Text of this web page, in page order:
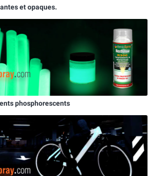
et opaques.
phosphorescents